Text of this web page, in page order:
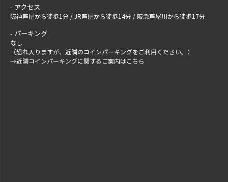
アクセス
阪神芦屋から徒歩1分 / JR芦屋から徒歩14分 / 阪急芦屋川から徒歩17分
パーキング
なし
（恐れ入りますが、近隣のコインパーキングをご利用ください。）
→近隣コインパーキングに関するご案内はこちら